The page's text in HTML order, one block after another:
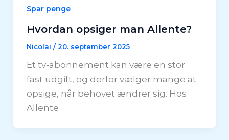
Spar penge
Hvordan opsiger man Allente?
Nicolai /20. september 2025
Et tv-abonnement kan være en stor
fast udgift, og derfor vælger mange at
opsige, når behovet ændrer sig. Hos
Allente